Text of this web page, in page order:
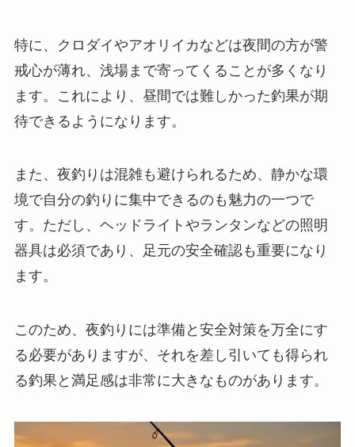
特に、クロダイやアオリイカなどは夜間の方が警
戒心が薄れ、浅場まで寄ってくることが多くなり
ます。これにより、昼間では難しかった釣果が期
待できるようになります。
また、夜釣りは混雑も避けられるため、静かな環
境で自分の釣りに集中できるのも魅力の一つで
す。ただし、ヘッドライトやランタンなどの照明
器具は必須であり、足元の安全確認も重要になり
ます。
このため、夜釣りには準備と安全対策を万全にす
る必要がありますが、それを差し引いても得られ
る釣果と満足感は非常に大きなものがあります。